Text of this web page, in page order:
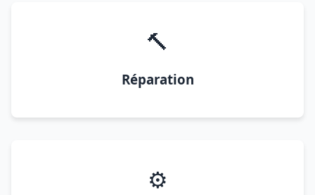
🔨
Réparation
⚙️